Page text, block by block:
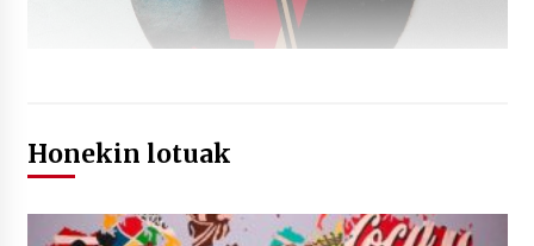
Honekin lotuak